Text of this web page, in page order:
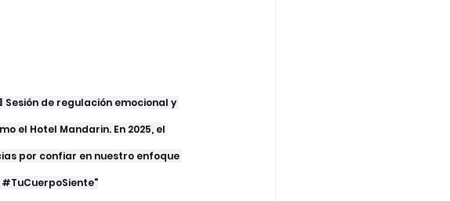
Sesión de regulación emocional y
el Hotel Mandarin. En 2025, el
por confiar en nuestro enfoque
#TuCuerpoSiente"